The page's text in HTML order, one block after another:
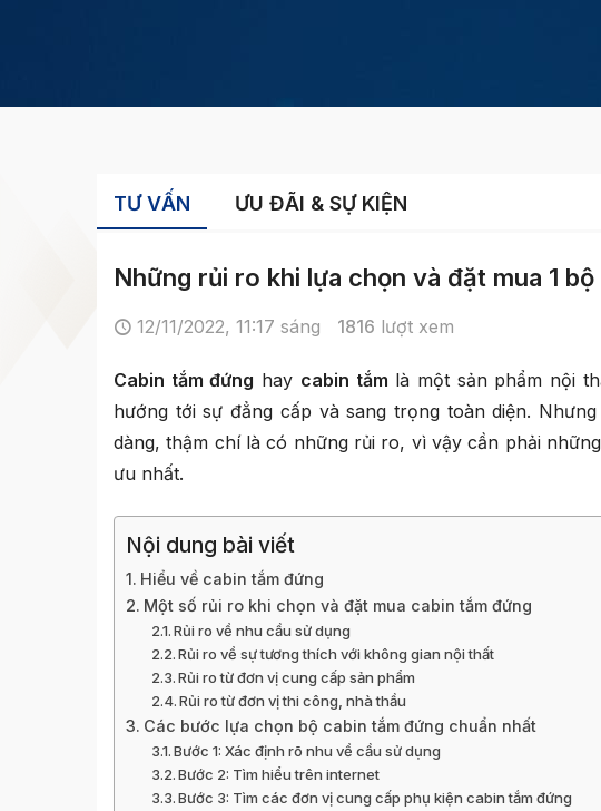
TƯ VẤN ƯU ĐÃI & SỰ KIỆN
Những rủi ro khi lựa chọn và đặt mua 1
12/11/2022, 11:17 sáng 1816 lượt xem
Cabin tắm đứng hay cabin tắm là một sản phẩm nội
hướng tới sự đẳng cấp và sang trọng toàn diện.
dàng, thậm chí là có những rủi ro, vì vậy cần phải
ưu nhất.
Nội dung bài viết
Hiểu về cabin tắm đứng
Một số rủi ro khi chọn và đặt mua cabin tắm đứng
Rủi ro về nhu cầu sử dụng
Rủi ro về sự tương thích với không gian nội thất
Rủi ro từ đơn vị cung cấp sản phẩm
Rủi ro từ đơn vị thi công, nhà thầu
Các bước lựa chọn bộ cabin tắm đứng chuẩn nhất
Bước 1: Xác định rõ nhu về cầu sử dụng
Bước 2: Tìm hiểu trên internet
Bước 3: Tìm các đơn vị cung cấp phụ kiện cabin tắm đứng